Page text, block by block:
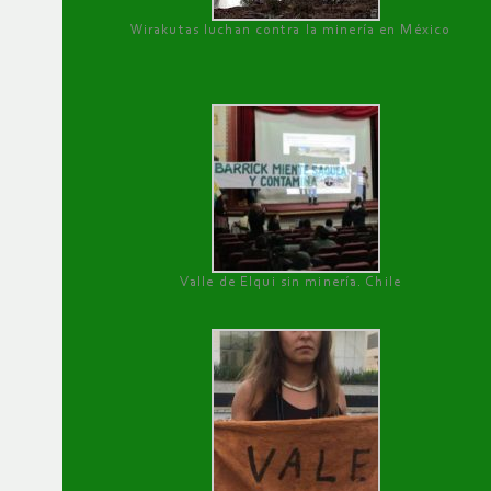
Wirakutas luchan contra la minería en México
Valle de Elqui sin minería. Chile